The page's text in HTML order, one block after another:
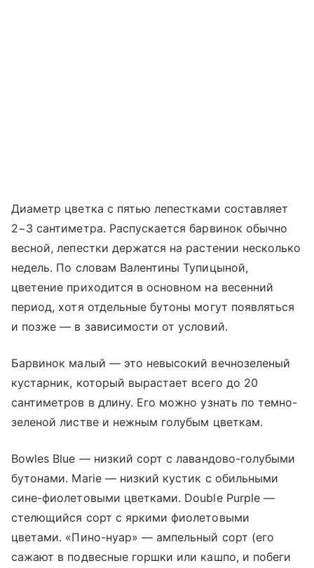
Диаметр цветка с пятью лепестками составляет
2−3 сантиметра. Распускается барвинок обычно
весной, лепестки держатся на растении несколько
недель. По словам Валентины Тупицыной,
цветение приходится в основном на весенний
период, хотя отдельные бутоны могут появляться
и позже — в зависимости от условий.
Барвинок малый — это невысокий вечнозеленый
кустарник, который вырастает всего до 20
сантиметров в длину. Его можно узнать по темно-
зеленой листве и нежным голубым цветкам.
Bowles Blue — низкий сорт с лавандово-голубыми
бутонами. Marie — низкий кустик с обильными
сине-фиолетовыми цветками. Double Purple —
стелющийся сорт с яркими фиолетовыми
цветами. «Пино-нуар» — ампельный сорт (его
сажают в подвесные горшки или кашпо, и побеги